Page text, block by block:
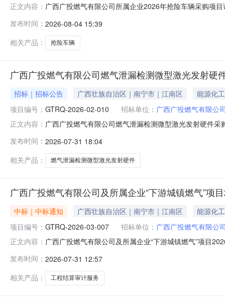
正文内容： 广西广投燃气有限公司所属企业2026年抢险车辆采购项
EC5Pro中体双排气刹厢式运输车（侧边双开门）7.合同
类别：
发布时间： 2026-08-04 15:39
相关产品：
抢险车辆
广西广投燃气有限公司燃气泄漏检测微型激光发射硬
招标｜招标公告 广西壮族自治区｜南宁市｜江南区
能源化工
项目编号： GTRQ-2026-02-010 招标单位： 广西广投燃气有限公
正文内容： 广西广投燃气有限公司燃气泄漏检测微型激光发射硬件
（含税）6.采购需求：采购微型激光发射硬件系统等设
表。7.合同履行期限
发布时间： 2026-07-31 18:04
相关产品：
燃气泄漏检测微型激光发射硬件
广西广投燃气有限公司及所属企业“下游城镇燃气”项
中标｜中标通知 广西壮族自治区｜南宁市｜江南区
能源化工
项目编号： GTRQ-2026-03-007 招标单位： 广西广投燃气有限公
正文内容： 广西广投燃气有限公司及所属企业“下游城镇燃气”项目
内容：广西广投燃气有限公司及所属企业“下游城镇燃气
发布时间： 2026-07-31 12:57
相关产品：
工程结算审计服务